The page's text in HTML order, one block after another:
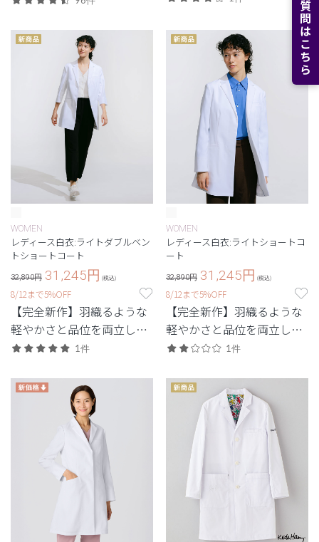
WOMEN
レディース白衣:ライトダブルベン
トショートコート
32,890円 31,245円 (税込)
8/12まで5%OFF
【完全新作】羽織るような
軽やかさと品位を両立し
た、最軽量級の白衣。
1件
WOMEN
レディース白衣:ライトショートコ
ート
32,890円 31,245円 (税込)
8/12まで5%OFF
【完全新作】羽織るような
軽やかさと品位を両立し
た、最軽量級の白衣。
1件